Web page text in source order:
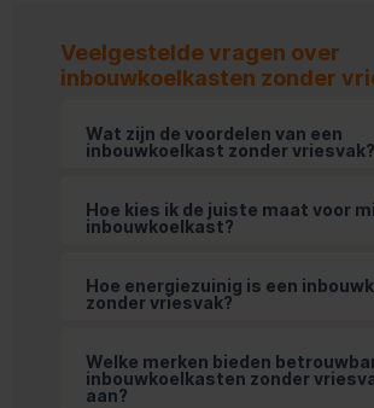
Veelgestelde vragen over
inbouwkoelkasten zonder
Wat zijn de voordelen van een
inbouwkoelkast zonder vriesvak?
Hoe kies ik de juiste maat voor
inbouwkoelkast?
Hoe energiezuinig is een
zonder vriesvak?
Welke merken bieden
inbouwkoelkasten zonder
aan?